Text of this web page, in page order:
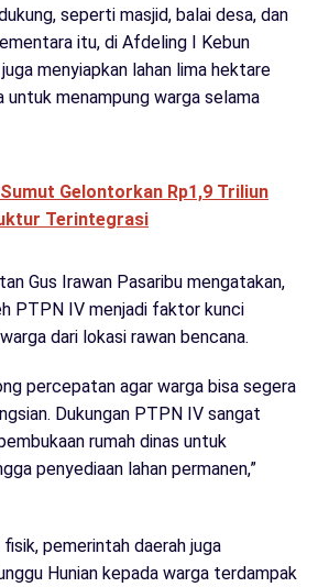
seperti masjid, balai desa, dan
itu, di Afdeling I Kebun
menyiapkan lahan lima hektare
untuk menampung warga selama
Gelontorkan Rp1,9 Triliun
Terintegrasi
Gus Irawan Pasaribu mengatakan,
PTPN IV menjadi faktor kunci
dari lokasi rawan bencana.
percepatan agar warga bisa segera
Dukungan PTPN IV sangat
rumah dinas untuk
penyediaan lahan permanen,”
pemerintah daerah juga
Hunian kepada warga terdampak